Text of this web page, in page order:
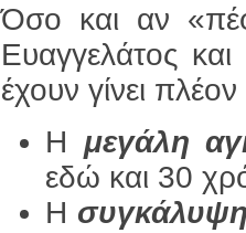
Όσο και αν
Ευαγγελάτος και
έχουν γίνει
Η μεγάλη
εδώ και 30
Η